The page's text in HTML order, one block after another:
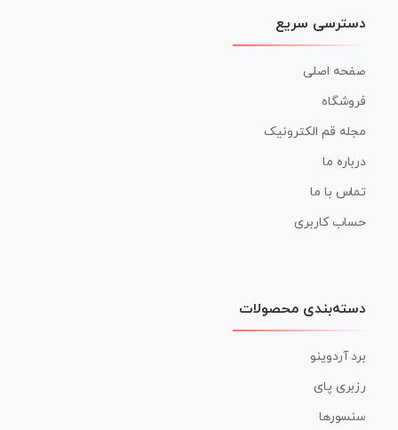
دسترسی سریع
صفحه اصلی
فروشگاه
مجله قم الکترونیک
درباره ما
تماس با ما
حساب کاربری
دسته‌بندی محصولات
برد آردوینو
رزبری پای
سنسورها